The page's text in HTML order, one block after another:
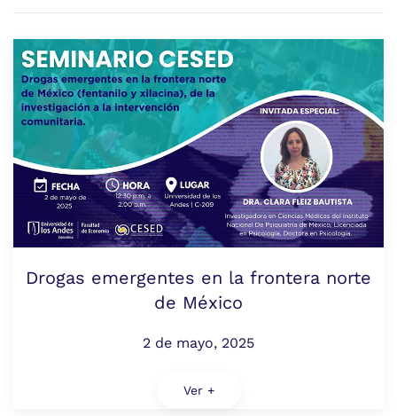
Drogas emergentes en la frontera norte
de México
2 de mayo, 2025
Ver +